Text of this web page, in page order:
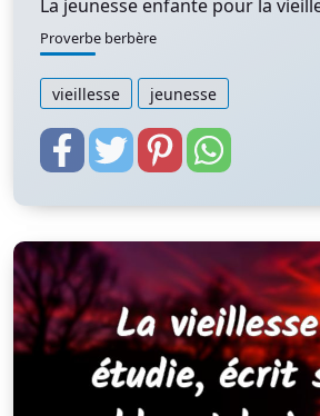
La jeunesse enfante pour la
Proverbe berbère
vieillesse jeunesse